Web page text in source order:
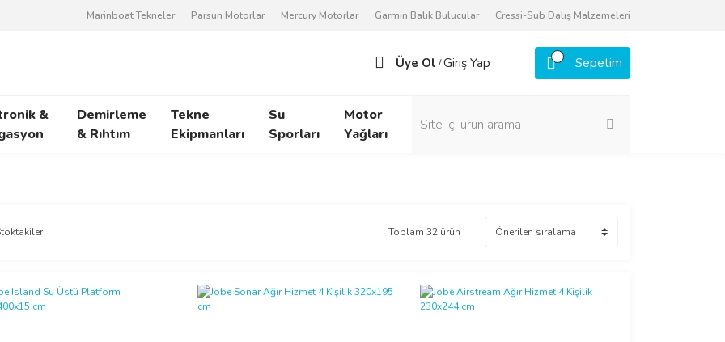
Marinboat Tekneler Parsun Motorlar Mercury Motorlar Garmin Balık Bulucular Cressi-Sub Dalış Malzemeleri
Üye Ol /Giriş Yap Sepetim
&
Demirleme
& Rıhtım
Tekne
Ekipmanları
Su
Sporları
Motor
Yağları
Toplam 32 ürün